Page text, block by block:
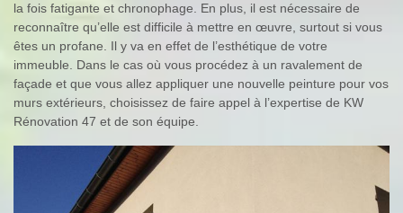
la fois fatigante et chronophage. En plus, il est nécessaire de
reconnaître qu’elle est difficile à mettre en œuvre, surtout si vous
êtes un profane. Il y va en effet de l’esthétique de votre
immeuble. Dans le cas où vous procédez à un ravalement de
façade et que vous allez appliquer une nouvelle peinture pour vos
murs extérieurs, choisissez de faire appel à l’expertise de KW
Rénovation 47 et de son équipe.